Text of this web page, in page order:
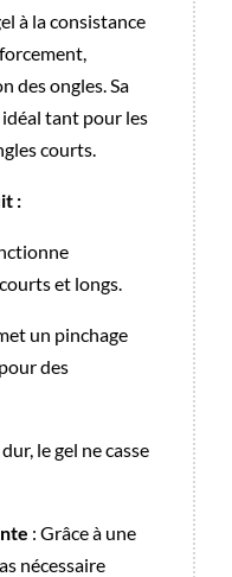
à la consistance
des ongles. Sa
tant pour les
courts.
:
et longs.
un pinchage
des
le gel ne casse
: Grâce à une
nécessaire